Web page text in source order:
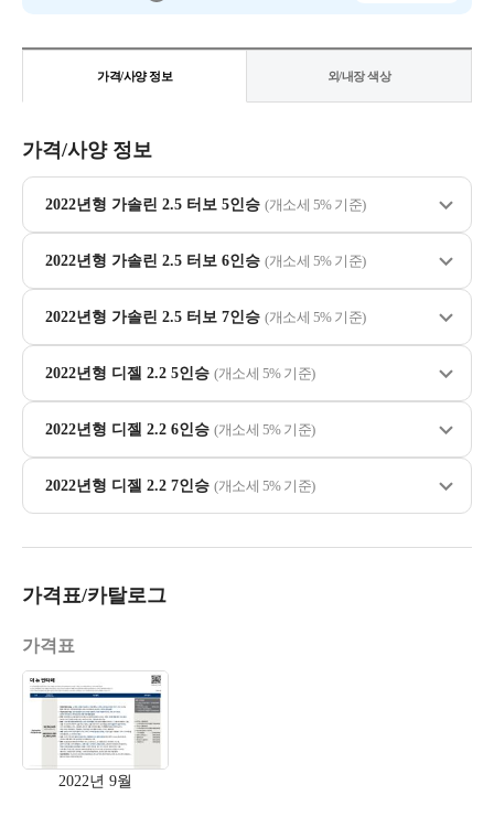
가격/사양 정보 외/내장 색상
가격/사양 정보
2022년형 가솔린 2.5 터보 5인승 (개소세 5% 기준)
2022년형 가솔린 2.5 터보 6인승 (개소세 5% 기준)
2022년형 가솔린 2.5 터보 7인승 (개소세 5% 기준)
2022년형 디젤 2.2 5인승 (개소세 5% 기준)
2022년형 디젤 2.2 6인승 (개소세 5% 기준)
2022년형 디젤 2.2 7인승 (개소세 5% 기준)
가격표/카탈로그
가격표
2022년 9월